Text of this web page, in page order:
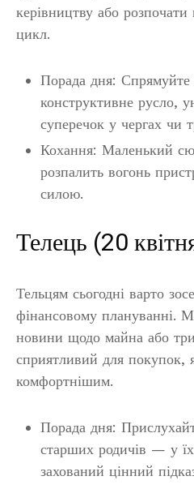
керівництву або
цикл.
Порада дня: Спрямуйте
конструктивне русло,
суперечок у чергах чи
Кохання: Маленький
розпалить вогонь
силою.
Телець (20
Тельцям сьогодні варто
фінансовому плануванні.
новини щодо майна або
сприятливий для покупок,
комфортнішим.
Порада дня:
старших родичів — у
захований цінний